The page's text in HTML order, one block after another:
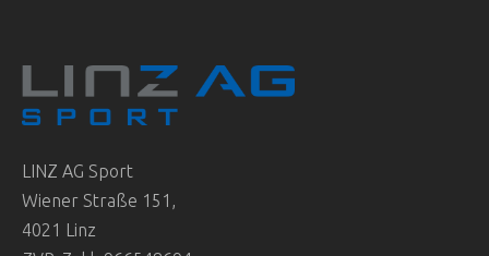
LINZ AG Sport
Wiener Straße 151,
4021 Linz